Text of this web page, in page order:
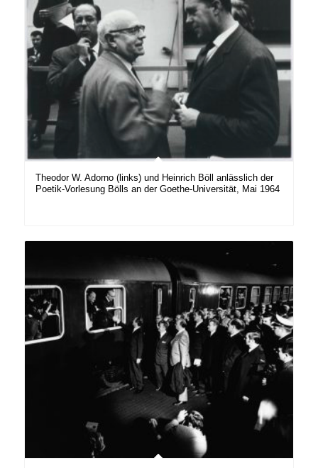
Theodor W. Adorno (links) und Heinrich Böll anlässlich der
Poetik-Vorlesung Bölls an der Goethe-Universität, Mai 1964